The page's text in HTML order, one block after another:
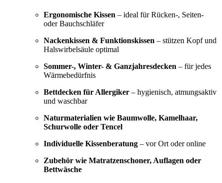
Ergonomische Kissen – ideal für Rücken-, Seiten-
oder Bauchschläfer
Nackenkissen & Funktionskissen – stützen Kopf und
Halswirbelsäule optimal
Sommer-, Winter- & Ganzjahresdecken – für jedes
Wärmebedürfnis
Bettdecken für Allergiker – hygienisch, atmungsaktiv
und waschbar
Naturmaterialien wie Baumwolle, Kamelhaar,
Schurwolle oder Tencel
Individuelle Kissenberatung – vor Ort oder online
Zubehör wie Matratzenschoner, Auflagen oder
Bettwäsche